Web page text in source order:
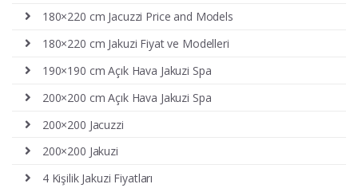
180×220 cm Jacuzzi Price and Models
180×220 cm Jakuzi Fiyat ve Modelleri
190×190 cm Açık Hava Jakuzi Spa
200×200 cm Açık Hava Jakuzi Spa
200×200 Jacuzzi
200×200 Jakuzi
4 Kişilik Jakuzi Fiyatları